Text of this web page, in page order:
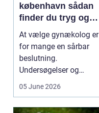
københavn sådan
finder du tryg og
professionel hjælp
At vælge gynækolog er
for mange en sårbar
beslutning.
Undersøgelser og
behandlinger foregår i
05 June 2026